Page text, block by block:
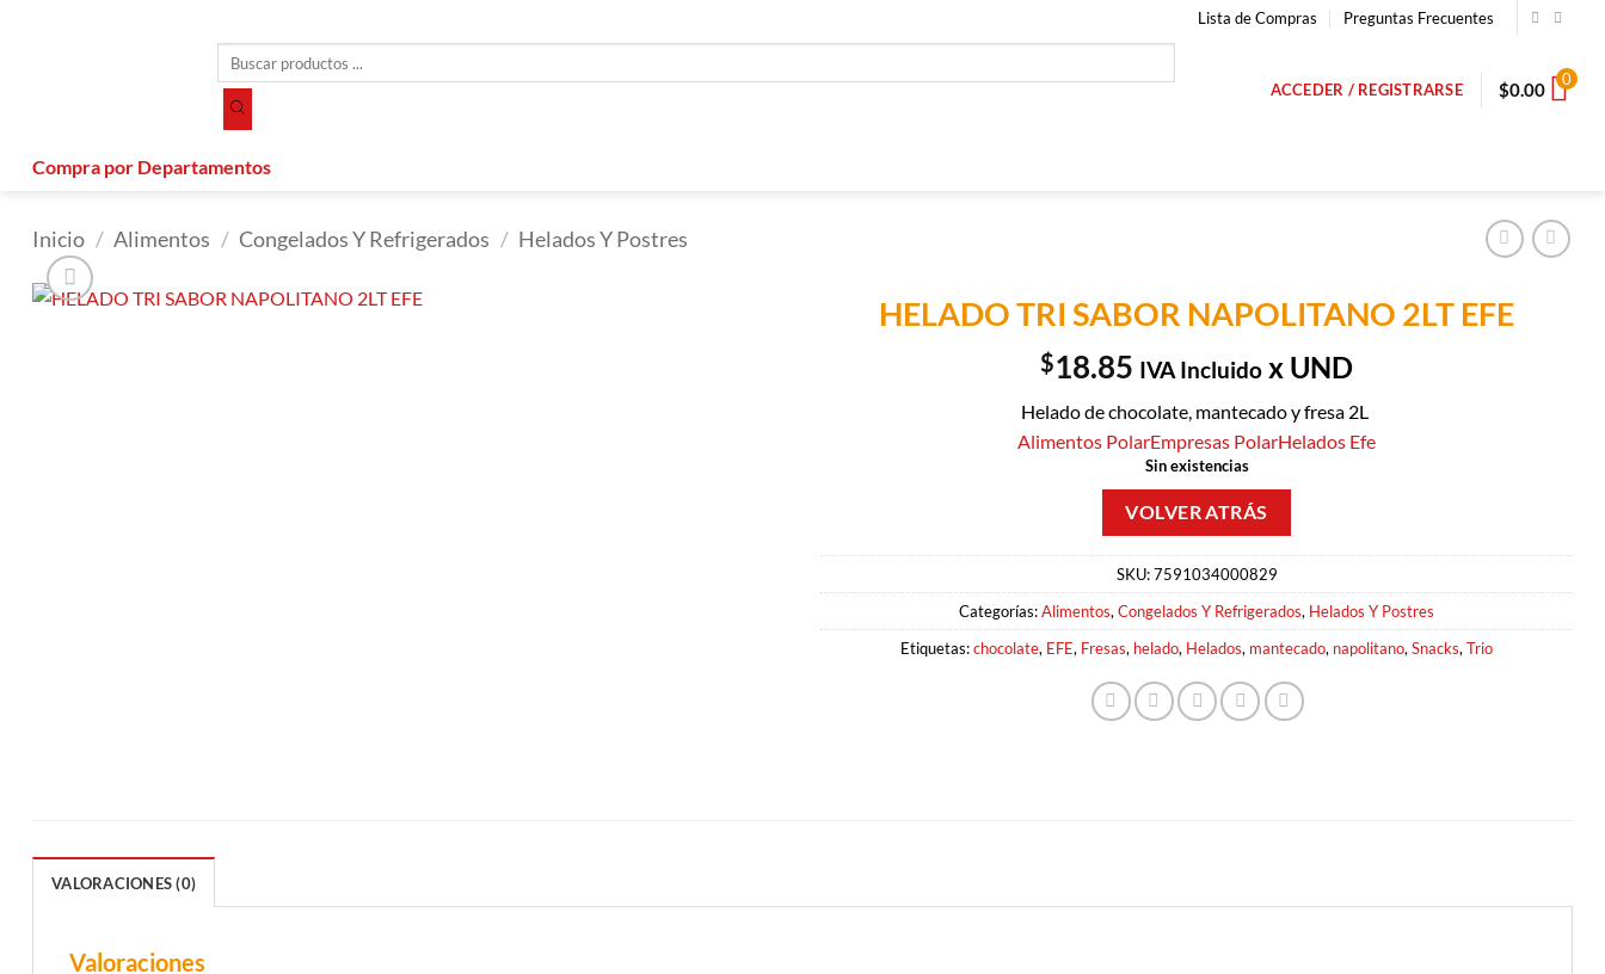
Lista de Compras Preguntas Frecuentes
productos
ACCEDER / REGISTRARSE $0.00 0
Compra por Departamentos
Inicio / Alimentos / Congelados Y Refrigerados / Helados Y Postres
HELADO TRI SABOR NAPOLITANO 2LT EFE
$18.85 IVA Incluido x UND
Helado de chocolate, mantecado y fresa 2L
Alimentos PolarEmpresas PolarHelados Efe
Sin existencias
SKU:7591034000829
Categorías:Alimentos, Congelados Y Refrigerados, Helados Y Postres
Etiquetas:chocolate, EFE, Fresas, helado, Helados, mantecado, napolitano, Snacks, Trio
VALORACIONES (0)
Valoraciones